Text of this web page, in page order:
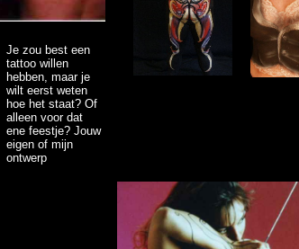
Je zou best een
tattoo willen
hebben, maar je
wilt eerst weten
hoe het staat? Of
alleen voor dat
ene feestje? Jouw
eigen of mijn
ontwerp